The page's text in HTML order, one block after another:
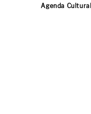
Agenda Cultural